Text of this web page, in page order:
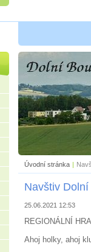
Úvodní stránka |
Navštiv
25.06.2021 12:53
REGIONÁLNÍ
Ahoj holky, ahoj